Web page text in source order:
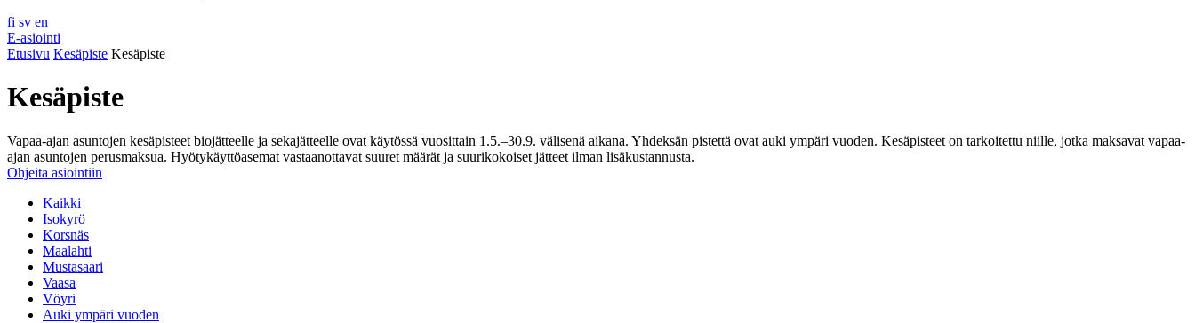
fi sv en
E-asiointi
Etusivu Kesäpiste Kesäpiste
Kesäpiste
Vapaa-ajan asuntojen kesäpisteet biojätteelle ja sekajätteelle ovat käytössä vuosittain 1.5.–30.9. välisenä aikana. Yhdeksän pistettä ovat auki ympäri vuoden. Kesäpisteet on tarkoitettu niille, jotka maksavat vapaa-
ajan asuntojen perusmaksua. Hyötykäyttöasemat vastaanottavat suuret määrät ja suurikokoiset jätteet ilman lisäkustannusta.
Ohjeita asiointiin
Kaikki
Isokyrö
Korsnäs
Maalahti
Mustasaari
Vaasa
Vöyri
Auki ympäri vuoden